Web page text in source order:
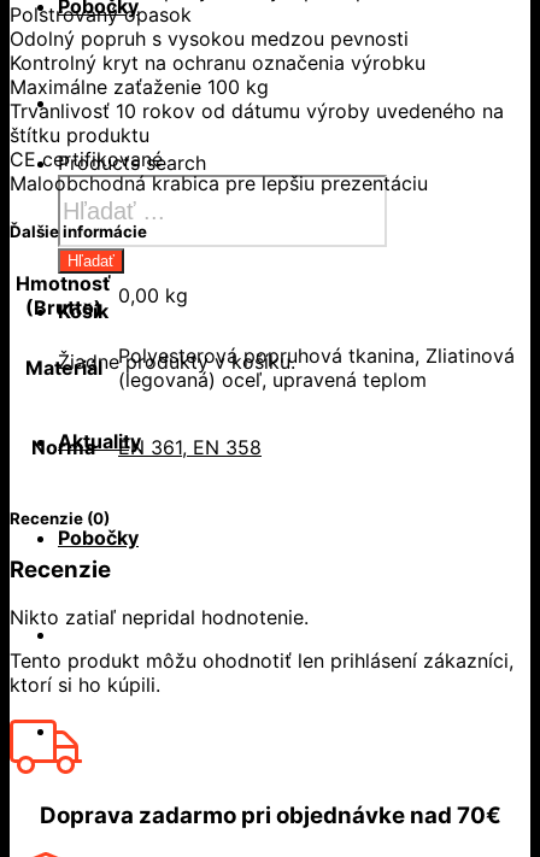
Pobočky
Products search
Hľadať
Košík
Žiadne produkty v košíku.
Aktuality
Pobočky
Polstrovaný opasok
Odolný popruh s vysokou medzou pevnosti
Kontrolný kryt na ochranu označenia výrobku
Maximálne zaťaženie 100 kg
Trvanlivosť 10 rokov od dátumu výroby uvedeného na
štítku produktu
CE certifikované
Maloobchodná krabica pre lepšiu prezentáciu
Ďalšie informácie
Hmotnosť
(Brutto)
0,00 kg
Materiál
Polyesterová popruhová tkanina, Zliatinová
(legovaná) oceľ, upravená teplom
Norma EN 361, EN 358
Recenzie (0)
Recenzie
Nikto zatiaľ nepridal hodnotenie.
Tento produkt môžu ohodnotiť len prihlásení zákazníci,
ktorí si ho kúpili.
Doprava zadarmo pri objednávke nad 70€